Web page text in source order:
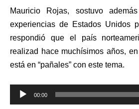
Mauricio Rojas, sostuvo
experiencias de Estados Unidos
respondió que el país
realizad hace muchísimos años,
está en “pañales” con este tema.
Reproductor
de
00:00